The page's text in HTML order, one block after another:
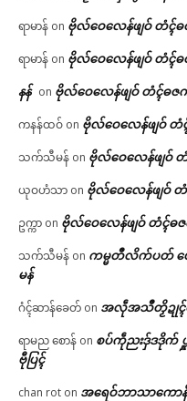
ရာမာန် on ဗိုလ်ဝေလေန်ဖျဝ် တံၚ်
ရာမာန် on ဗိုလ်ဝေလေန်ဖျဝ် တံၚ်
နန် on ဗိုလ်ဝေလေန်ဖျဝ် တံၚ်ဓ
ကနန်ထဝ် on ဗိုလ်ဝေလေန်ဖျဝ်
သက်သီမန် on ဗိုလ်ဝေလေန်ဖျဝ်
ယုဝဟံသာ on ဗိုလ်ဝေလေန်ဖျဝ်
ဥက္ကာ on ဗိုလ်ဝေလေန်ဖျဝ် တံၚ်
သက်သီမန် on ကမ္မတဳလိက်ပတ် ယ
မန်
ဂံၚ်ဆာန်ခေတ် on အလဵုအသဳတၟိဍုၚ်ဗမ
ရာမည စောန် on စပ်ကဵုညးဒှ်ဒဒိုက်
ဗီုပြၚ်
chan rot on အရေဝ်ဘာသာကေ